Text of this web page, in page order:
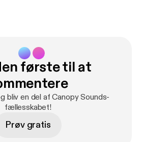
første til at
bliv en del af Canopy Sounds-
fællesskabet!
Prøv gratis